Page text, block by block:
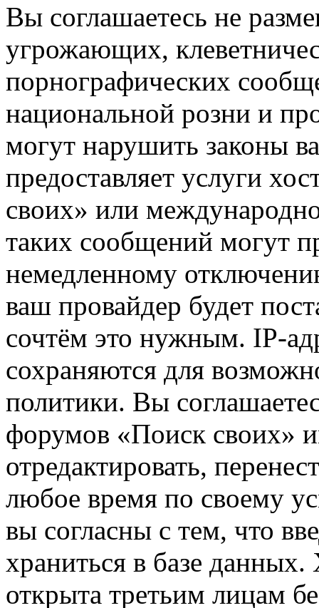
Вы соглашаетесь не
угрожающих,
порнографических
национальной розни и
могут нарушить законы
предоставляет услуги
своих» или
таких сообщений могут
немедленному
ваш провайдер будет
сочтём это нужным. IP-
сохраняются для
политики. Вы
форумов «Поиск своих»
отредактировать,
любое время по своему
вы согласны с тем, что
храниться в базе
открыта третьим лицам